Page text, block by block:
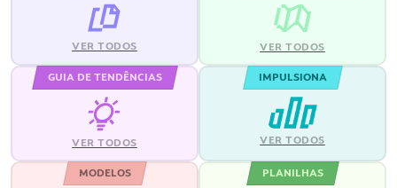
VER TODOS VER TODOS
GUIA DE TENDÊNCIAS
VER TODOS
IMPULSIONA
VER TODOS
MODELOS PLANILHAS